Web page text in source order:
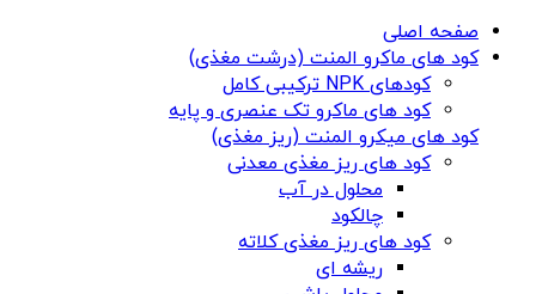
صفحه اصلی
کود های ماکرو المنت (درشت مغذی)
کودهای NPK ترکیبی کامل
کود های ماکرو تک عنصری و پایه
کود های میکرو المنت (ریز مغذی)
کود های ریز مغذی معدنی
محلول در آب
چالکود
کود های ریز مغذی کلاته
ریشه ای